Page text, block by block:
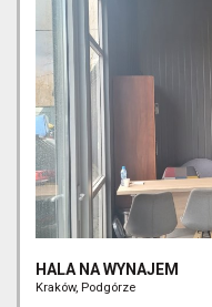
HALA NA WYNAJEM
Kraków, Podgórze